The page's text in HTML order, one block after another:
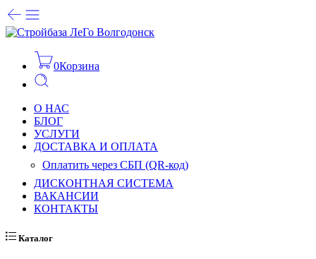
0Корзина
О НАС
БЛОГ
УСЛУГИ
ДОСТАВКА И ОПЛАТА
Оплатить через СБП (QR-код)
ДИСКОНТНАЯ СИСТЕМА
ВАКАНСИИ
КОНТАКТЫ
Каталог